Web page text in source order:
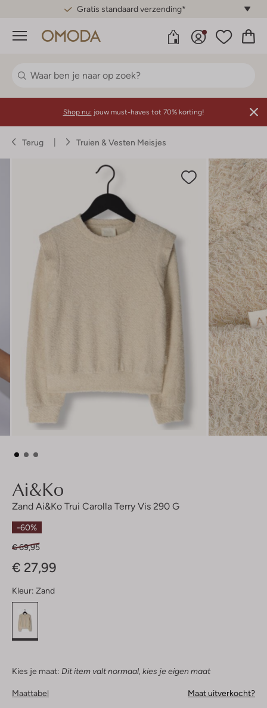
Gratis standaard verzending*
Menu
Shop nu: jouw must-haves tot 70% korting!
Terug Truien & Vesten Meisjes
Ai&ko
Zand Ai&ko Trui Carolla Terry Vis 290 G
-60%
€ 69,95
€ 27,99
Kleur: Zand
Kies je maat: Dit item valt normaal, kies je eigen maat
Maattabel Maat uitverkocht?